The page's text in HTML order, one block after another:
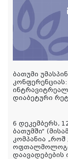
ბათუმი
დიაბეტური
6 დეკემბერს,
ბათუმში“
კომპანია
დაავადებების